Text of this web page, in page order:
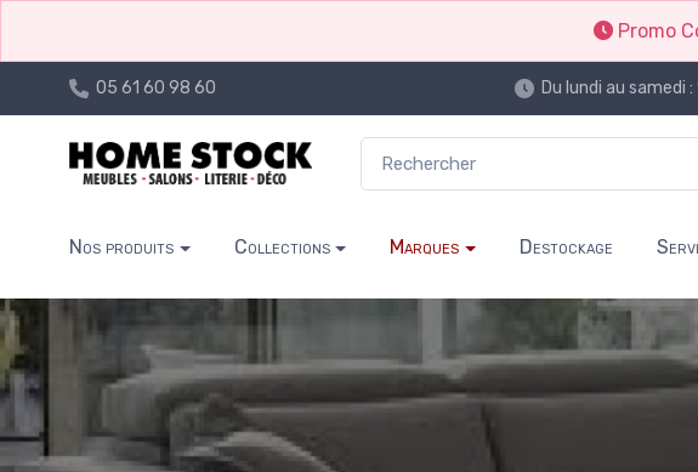
Promo
05 61 60 98 60 Du lundi au samedi
Nos produits Collections Marques Destockage